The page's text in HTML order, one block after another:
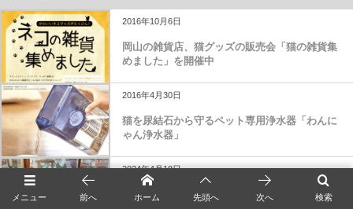
2016年10月6日
岡山の雑貨店、猫グッズの販売会「猫の雑貨集
めました」を開催中
2016年4月30日
猫を尿結石から守るペット専用浄水器「わんに
ゃん浄水器」
2024年4月18日
猫に優しそうな資格を取得した芸人の青木マッ
メニュー 検索
前へ ホーム 先頭へ 次へ